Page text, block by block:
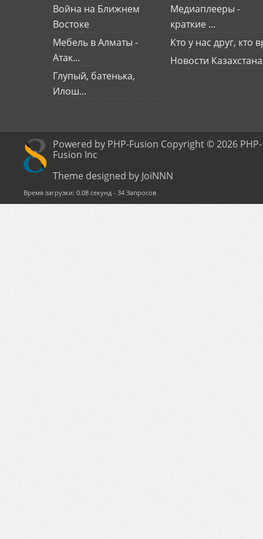
Война на Ближнем
Востоке
Мебель в Алматы -
Атак...
Глупый, батенька,
Илош...
Медиаплееры -
краткие ...
Кто у нас друг, кто
Новости Казахстана
Powered by PHP-Fusion Copyright © 2026 PHP-
Fusion Inc
Theme designed by JoiNNN
Время загрузки: 0.08 секунд - 34 Запросов